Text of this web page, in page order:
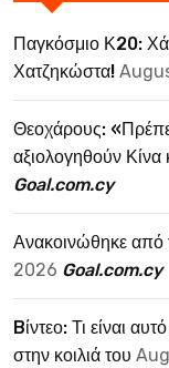
Παγκόσμιο Κ20:
Χατζηκώστα!
Θεοχάρους:
αξιολογηθούν Κίνα
Goal.com.cy
Ανακοινώθηκε από
2026 Goal.com.cy
Bίντεο: Τι είναι
στην κοιλιά του